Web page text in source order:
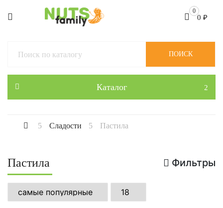
0
0 ₽
Каталог
ПОИСК
Сладости Пастила
Пастила Фильтры